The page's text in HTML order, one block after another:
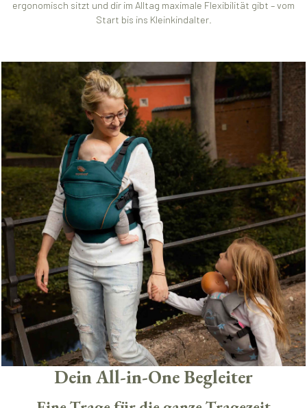
ergonomisch sitzt und dir im Alltag maximale Flexibilität gibt – vom
Start bis ins Kleinkindalter.
Dein All-in-One Begleiter